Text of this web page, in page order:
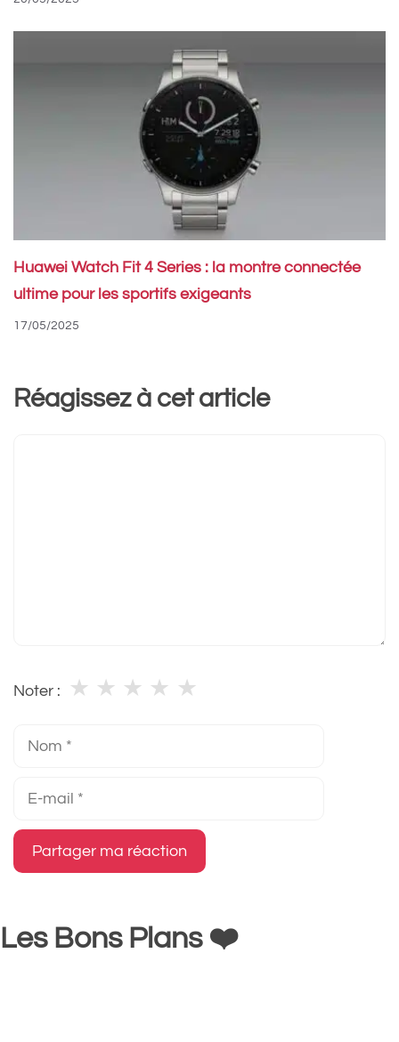
Huawei Watch Fit 4 Series : la montre connectée
ultime pour les sportifs exigeants
17/05/2025
Réagissez à cet article
Noter : ★
★
★
★
★
Les Bons Plans ❤️